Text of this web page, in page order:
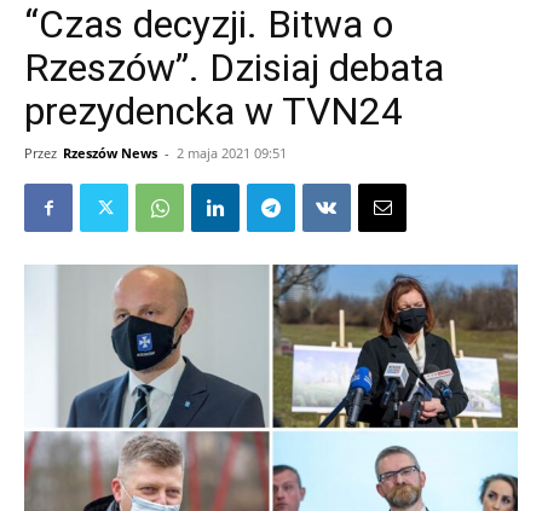
“Czas decyzji. Bitwa o
Rzeszów”. Dzisiaj debata
prezydencka w TVN24
Przez Rzeszów News - 2 maja 2021 09:51